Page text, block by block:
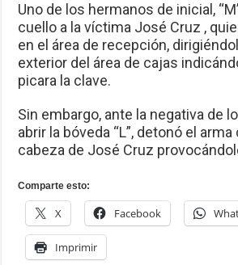
Uno de los hermanos de inicial,
cuello a la víctima José Cruz ,
en el área de recepción,
exterior del área de cajas
picara la clave.
Sin embargo, ante la negativa de
abrir la bóveda “L”, detonó el
cabeza de José Cruz
Comparte esto:
X Facebook
Imprimir